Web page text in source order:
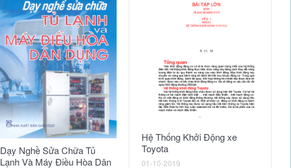
Dạy Nghề Sửa Chữa Tủ
Lạnh Và Máy Điều Hòa Dân
Hệ Thống Khởi Động xe
Toyota
01-10-2019